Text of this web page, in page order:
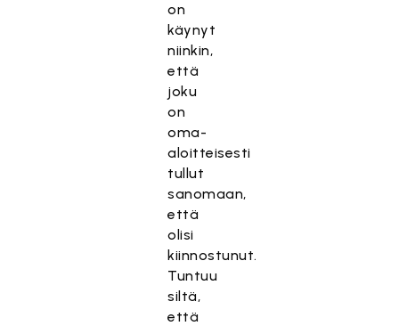
on
käynyt
niinkin,
että
joku
on
oma-
aloitteisesti
tullut
sanomaan,
että
olisi
kiinnostunut.
Tuntuu
siltä,
että